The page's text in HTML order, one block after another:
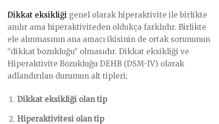
Dikkat eksikliği genel olarak hiperaktivite ile birlikte
anılır ama hiperaktiviteden oldukça farklıdır. Birlikte
ele alınmasının ana amacı ikisinin de ortak sorununun
“dikkat bozukluğu” olmasıdır. Dikkat eksikliği ve
Hiperaktivite Bozukluğu DEHB (DSM-IV) olarak
adlandırılan durumun alt tipleri;
Dikkat eksikliği olan tip
Hiperaktivitesi olan tip